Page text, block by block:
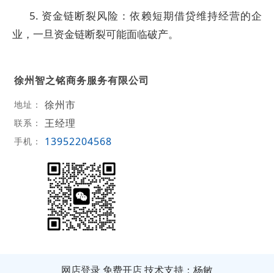
5. 资金链断裂风险：依赖短期借贷维持经营的企
业，一旦资金链断裂可能面临破产。
徐州智之铭商务服务有限公司
地址： 徐州市
联系： 王经理
手机： 13952204568
网店登录 免费开店技术支持：杨敏